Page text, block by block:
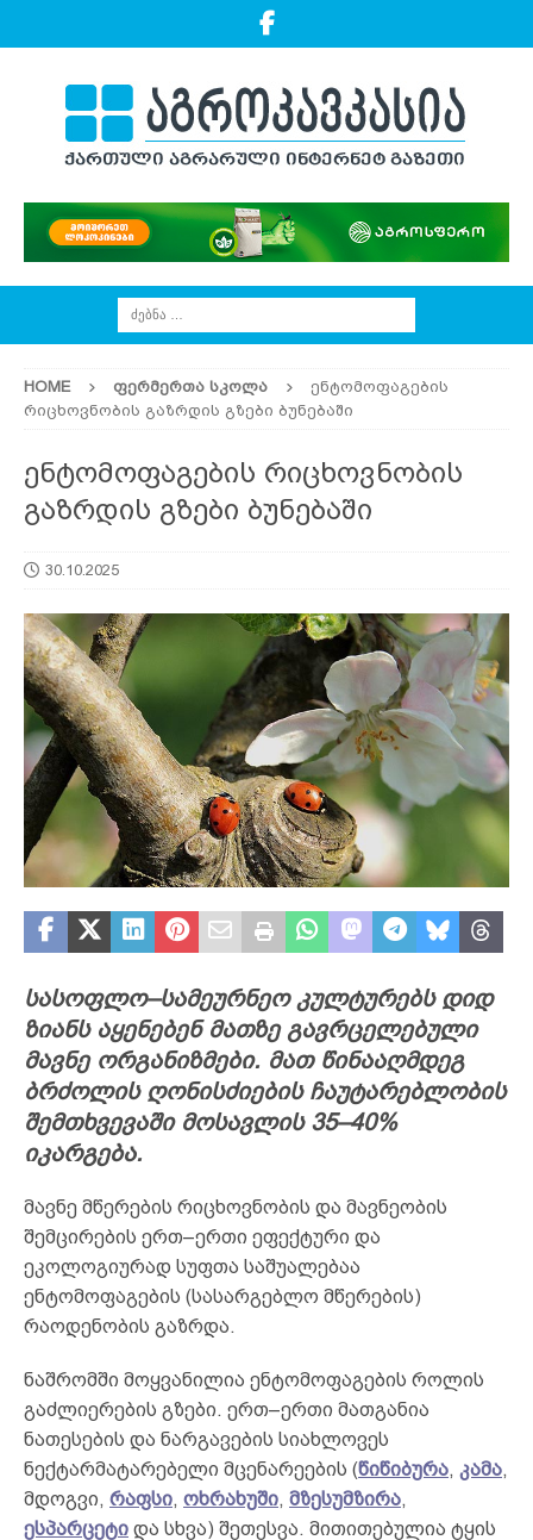
HOME ᲤᲔᲠᲛᲔᲠᲗᲐ ᲡᲙᲝᲚᲐ
ენტომოფაგების
რიცხოვნობის გაზრდის გზები ბუნებაში
ენტომოფაგების რიცხოვნობის
გაზრდის გზები ბუნებაში
30.10.2025
სასოფლო–სამეურნეო კულტურებს დიდ
ზიანს აყენებენ მათზე გავრცელებული
მავნე ორგანიზმები. მათ წინააღმდეგ
ბრძოლის ღონისძიების ჩაუტარებლობის
შემთხვევაში მოსავლის 35–40%
იკარგება.
მავნე მწერების რიცხოვნობის და მავნეობის
შემცირების ერთ–ერთი ეფექტური და
ეკოლოგიურად სუფთა საშუალებაა
ენტომოფაგების (სასარგებლო მწერების)
რაოდენობის გაზრდა.
ნაშრომში მოყვანილია ენტომოფაგების როლის
გაძლიერების გზები. ერთ–ერთი მათგანია
ნათესების და ნარგავების სიახლოვეს
ნექტარმატარებელი მცენარეების (წიწიბურა, კამა,
მდოგვი, რაფსი, ოხრახუში, მზესუმზირა,
ესპარცეტი და სხვა) შეთესვა. მითითებულია ტყის